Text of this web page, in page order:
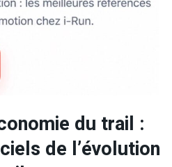
du trail :
de l’évolution